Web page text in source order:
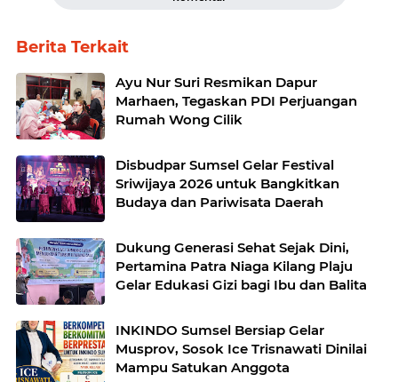
Berita Terkait
Ayu Nur Suri Resmikan Dapur
Marhaen, Tegaskan PDI Perjuangan
Rumah Wong Cilik
Disbudpar Sumsel Gelar Festival
Sriwijaya 2026 untuk Bangkitkan
Budaya dan Pariwisata Daerah
Dukung Generasi Sehat Sejak Dini,
Pertamina Patra Niaga Kilang Plaju
Gelar Edukasi Gizi bagi Ibu dan Balita
INKINDO Sumsel Bersiap Gelar
Musprov, Sosok Ice Trisnawati Dinilai
Mampu Satukan Anggota